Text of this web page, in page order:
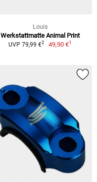
Louis
Werkstattmatte Animal Print
UVP 79,99 €2 49,90 €1